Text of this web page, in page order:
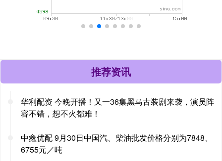
推荐资讯
华利配资 今晚开播！又一36集黑马古装剧来袭，演员阵
容不错，想不火都难！
中鑫优配 9月30日中国汽、柴油批发价格分别为7848、
6755元／吨